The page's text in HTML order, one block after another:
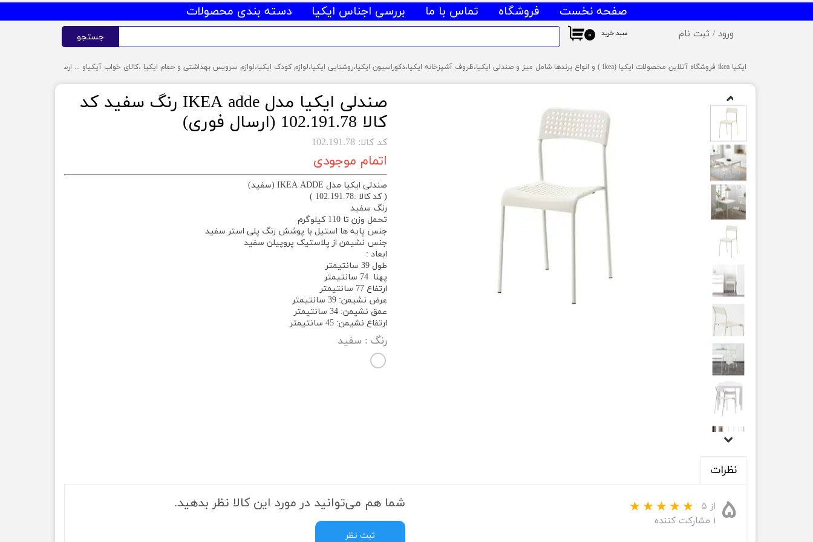
ورود / ثبت نام
سفارشات
خروج از حساب کاربری
جستجو ۰ سبد خرید
صفحه نخست فروشگاه تماس با ما بررسی اجناس ایکیا دسته بندی محصولات
ایکیا ikea فروشگاه آنلاین محصولات ایکیا (ikea ) و انواع برندها شامل میز و صندلی ایکیا،ظروف آشپزخانه ایکیا،دکوراسیون ایکیا،روشنایی ایکیا،لوازم کودک ایکیا،لوازم سرویس بهداشتی و حمام ایکیا ،کالای خواب آیکیاو ... ارسال به سراسر ایران
صندلی ایکیا مدل IKEA adde رنگ سفید کد
کالا 102.191.78 (ارسال فوری)
کد کالا: 102.191.78
اتمام موجودی
صندلی ایکیا مدل IKEA ADDE (سفید)
( کد کالا :102.191.78 )
رنگ سفید
تحمل وزن تا 110 کیلوگرم
جنس پایه ها استیل با پوشش رنگ پلی استر سفید
جنس نشیمن از پلاستیک پروپیلن سفید
ابعاد :
طول 39 سانتیمتر
پهنا 74 سانتیمتر
ارتفاع 77 سانتیمتر
عرض نشیمن: 39 سانتیمتر
عمق نشیمن: 34 سانتیمتر
ارتفاع نشیمن: 45 سانتیمتر
رنگ : سفید
نظرات
۵ از ۵
۱ مشارکت کننده
شما هم می‌توانید در مورد این کالا نظر بدهید.
ثبت نظر